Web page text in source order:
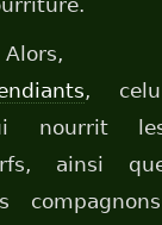
Alors,
,
nourrit
ainsi